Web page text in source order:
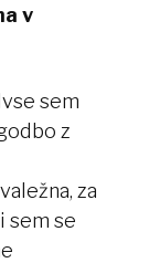
v
sem
z
za
sem se